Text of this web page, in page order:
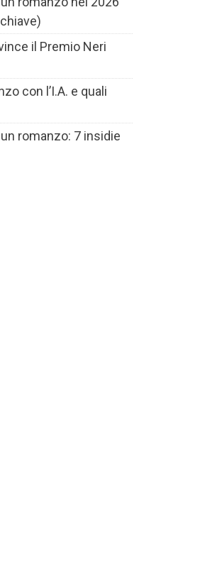
il Premio Neri
con l’I.A. e quali
romanzo: 7 insidie